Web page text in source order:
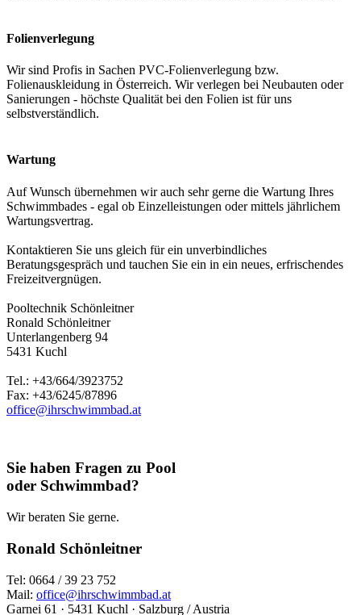
Folienverlegung
Wir sind Profis in Sachen PVC-Folienverlegung bzw.
Folienauskleidung in Österreich. Wir verlegen bei Neubauten oder
Sanierungen - höchste Qualität bei den Folien ist für uns
selbstverständlich.
Wartung
Auf Wunsch übernehmen wir auch sehr gerne die Wartung Ihres
Schwimmbades - egal ob Einzelleistungen oder mittels jährlichem
Wartungsvertrag.
Kontaktieren Sie uns gleich für ein unverbindliches
Beratungsgespräch und tauchen Sie ein in ein neues, erfrischendes
Freizeitvergnügen.
Pooltechnik Schönleitner
Ronald Schönleitner
Unterlangenberg 94
5431 Kuchl
Tel.: +43/664/3923752
Fax: +43/6245/87896
office@ihrschwimmbad.at
Sie haben Fragen zu Pool
oder Schwimmbad?
Wir beraten Sie gerne.
Ronald Schönleitner
Tel: 0664 / 39 23 752
Mail: office@ihrschwimmbad.at
Garnei 61 · 5431 Kuchl · Salzburg / Austria